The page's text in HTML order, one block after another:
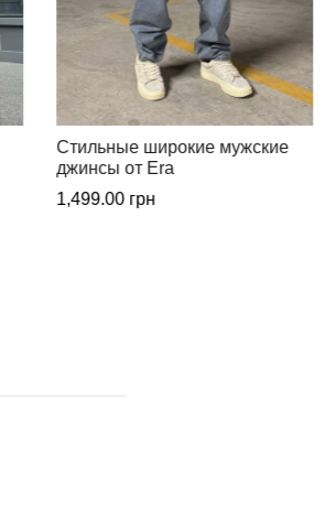
Джинсы МОМ мужские темно-
синие от Era
1,300.00 грн